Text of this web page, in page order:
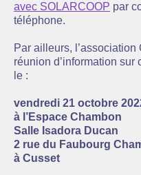
avec SOLARCOOP par
téléphone.
Par ailleurs,
réunion d’information
le :
vendredi 21 octobre
à l’Espace Chambon
Salle Isadora Ducan
2 rue du Faubourg
à Cusset